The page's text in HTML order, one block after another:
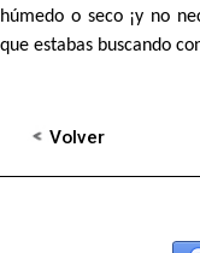
húmedo o seco ¡y no
que estabas buscando
Volver